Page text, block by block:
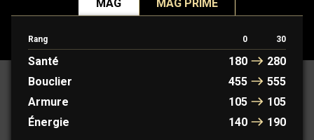
MAG MAG PRIME
Rang 0 30
Santé 180
280
Bouclier
455
555
Armure
105
105
Énergie
140 190